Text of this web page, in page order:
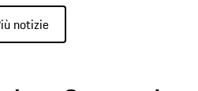
notizie